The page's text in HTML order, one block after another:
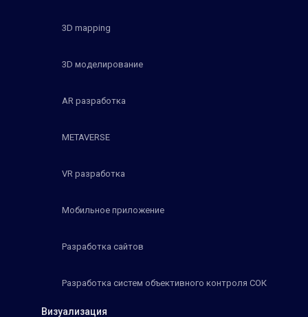
3D mapping
3D моделирование
AR разработка
METAVERSE
VR разработка
Мобильное приложение
Разработка сайтов
Разработка систем объективного контроля СОК
Визуализация